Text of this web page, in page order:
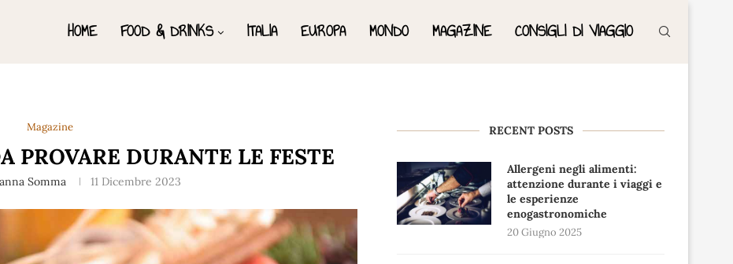
HOME FOOD & DRINKS ITALIA EUROPA MONDO MAGAZINE CONSIGLI DI VIAGGIO
Magazine
PROVARE DURANTE LE FESTE
Somma 11 Dicembre 2023
RECENT POSTS
Allergeni negli alimenti:
attenzione durante i viaggi e
le esperienze
enogastronomiche
20 Giugno 2025